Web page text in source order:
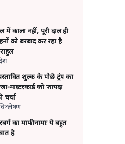
में काला नहीं, पूरी दाल ही
को बरबाद कर रहा है
शुल्क के पीछे ट्रंप का
मास्टरकार्ड को फायदा
चर्चा
का माफीनामाः ये बहुत
है